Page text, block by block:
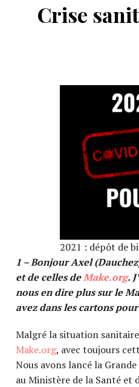
Crise
2021 : dépôt de
1 – Bonjour Axel
et de celles deMake.org.
nous en dire plus sur le
avez dans les cartons
Malgré la situation
Make.org, avec toujours
Nous avons lancé la
au Ministère de la Santé et